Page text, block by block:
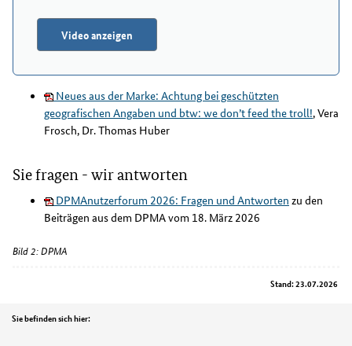
Video anzeigen
Neues aus der Marke: Achtung bei geschützten
geografischen Angaben und btw: we don’t feed the troll!, Vera
Frosch, Dr. Thomas Huber
Sie fragen - wir antworten
DPMAnutzerforum 2026: Fragen und Antworten zu den
Beiträgen aus dem DPMA vom 18. März 2026
Bild 2: DPMA
Stand: 23.07.2026
Position
Sie befinden sich hier: